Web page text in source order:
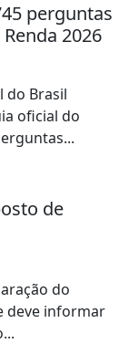
perguntas
2026
do Brasil
oficial do
de
do
deve informar